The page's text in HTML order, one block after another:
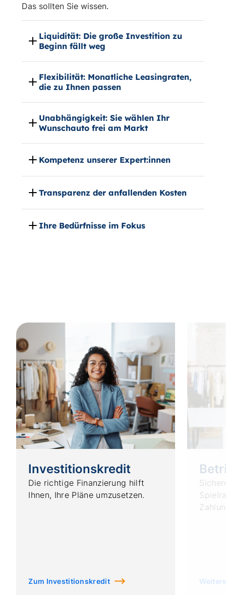
Das sollten Sie wissen.
Liquidität: Die große Investition zu
Beginn fällt weg
Flexibilität: Monatliche Leasingraten,
die zu Ihnen passen
Unabhängigkeit: Sie wählen Ihr
Wunschauto frei am Markt
Kompetenz unserer Expert:innen
Transparenz der anfallenden Kosten
Ihre Bedürfnisse im Fokus
Investitionskredit
Die richtige Finanzierung hilft
Ihnen, Ihre Pläne umzusetzen.
Zum Investitionskredit